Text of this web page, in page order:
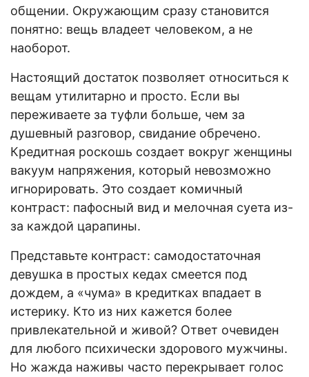
общении. Окружающим сразу становится
понятно: вещь владеет человеком, а не
наоборот.
Настоящий достаток позволяет относиться к
вещам утилитарно и просто. Если вы
переживаете за туфли больше, чем за
душевный разговор, свидание обречено.
Кредитная роскошь создает вокруг женщины
вакуум напряжения, который невозможно
игнорировать. Это создает комичный
контраст: пафосный вид и мелочная суета из-
за каждой царапины.
Представьте контраст: самодостаточная
девушка в простых кедах смеется под
дождем, а «чума» в кредитках впадает в
истерику. Кто из них кажется более
привлекательной и живой? Ответ очевиден
для любого психически здорового мужчины.
Но жажда наживы часто перекрывает голос